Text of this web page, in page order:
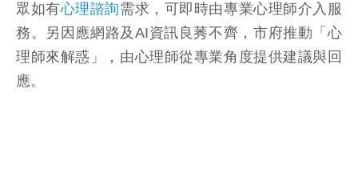
眾如有心理諮詢需求，可即時由專業心理師介入服
務。另因應網路及AI資訊良莠不齊，市府推動「心
理師來解惑」，由心理師從專業角度提供建議與回
應。